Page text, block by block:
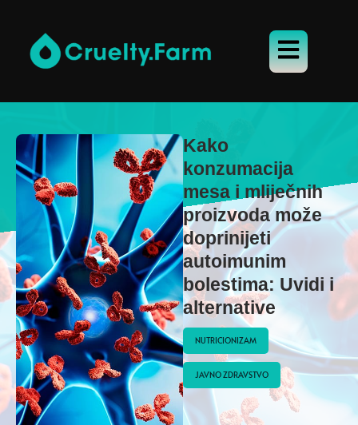
Kako
konzumacija
mesa i mliječnih
proizvoda može
doprinijeti
autoimunim
bolestima: Uvidi i
alternative
NUTRICIONIZAM
JAVNO ZDRAVSTVO